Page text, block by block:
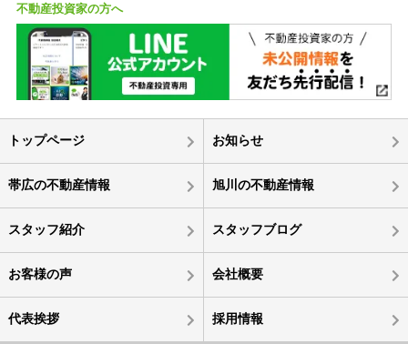
不動産投資家の方へ
トップページ お知らせ
帯広の不動産情報 旭川の不動産情報
スタッフ紹介 スタッフブログ
お客様の声 会社概要
代表挨拶 採用情報